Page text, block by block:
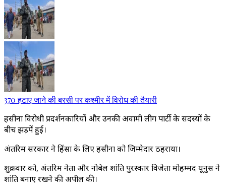
370 हटाए जाने की बरसी पर कश्मीर में विरोध की तैयारी
हसीना विरोधी प्रदर्शनकारियों और उनकी अवामी लीग पार्टी के सदस्यों के
बीच झड़पें हुईं।
अंतरिम सरकार ने हिंसा के लिए हसीना को जिम्मेदार ठहराया।
शुक्रवार को, अंतरिम नेता और नोबेल शांति पुरस्कार विजेता मोहम्मद यूनुस ने
शांति बनाए रखने की अपील की।